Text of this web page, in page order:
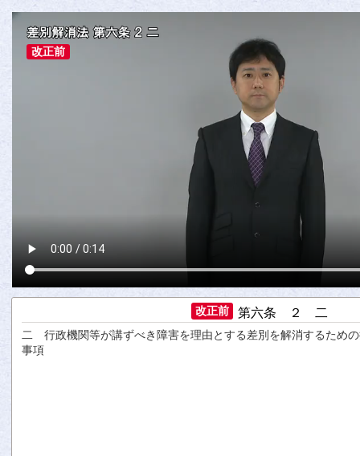
改正前
改正前 第六条 ２ 二
二 行政機関等が講ずべき 障害を理由とする差別 を解消するための
事項